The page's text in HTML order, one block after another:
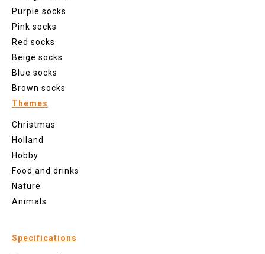
Purple socks
Pink socks
Red socks
Beige socks
Blue socks
Brown socks
Themes
Christmas
Holland
Hobby
Food and drinks
Nature
Animals
Specifications